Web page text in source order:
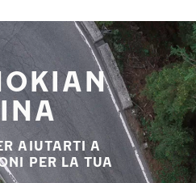
AIUTARTI A
PER LA TUA